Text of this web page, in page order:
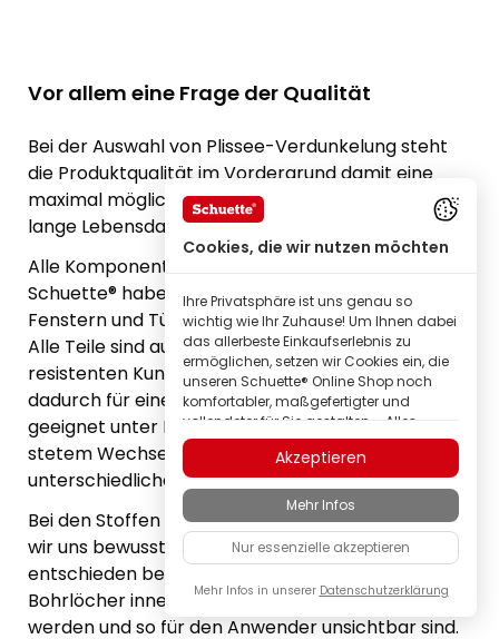
Vor allem eine Frage der Qualität
Bei der Auswahl von Plissee-Verdunkelung steht
die Produktqualität im Vordergrund damit eine
maximal mögliche Raumabdunkelung und eine
lange Lebensdauer gewährleistet werden kann.
Alle Komponenten und Stoffe von
Schuette® haben wir speziell für den Einsatz an
Fenstern und Türen entwickelt und ausgewählt.
Alle Teile sind aus hochwertigen Metallen und UV-
resistenten Kunststoffen gefertigt und erst
dadurch für eine dauerhafte Verwendung
geeignet unter Einfluss von UV-Strahlung und
stetem Wechsel von Wärme & Kälte und
unterschiedlicher Luftfeuchtigkeit.
Bei den Stoffen für Verdunklungsplissees haben
wir uns bewusst für verdunkelnde Wabenstoffe
entschieden bei denen die Plisseeschnüre durch
Bohrlöcher innerhalb der Wabenzellen geleitet
werden und so für den Anwender unsichtbar sind.
Cookies, die wir nutzen möchten
Ihre Privatsphäre ist uns genau so
wichtig wie Ihr Zuhause! Um Ihnen dabei
das allerbeste Einkaufserlebnis zu
ermöglichen, setzen wir Cookies ein, die
unseren Schuette® Online Shop noch
komfortabler, maßgefertigter und
vollendeter für Sie gestalten – Alles,
damit Sie nur in bester Qualität
Schuette® Markenprodukte entdecken
können.
Einige dieser Cookies sind erforderlich,
damit unser Schuette® Shop überhaupt
zuverlässig funktionieren kann; andere
ermöglichen uns mit
Anzeigenpersonalisierung Inhalte ganz
abzustimmen; oder auch um an Ihrem
Akzeptieren
Mehr Infos
Nur essenzielle akzeptieren
Mehr Infos in unserer Datenschutzerklärung